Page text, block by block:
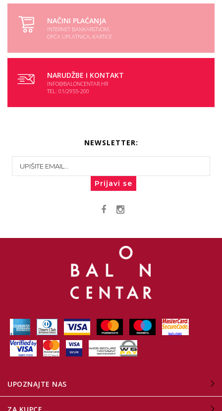
NAČINI PLAĆANJA
INTERNET BANKARSTVOM,
OPĆA UPLATNICA, KARTICE
NARUDŽBE I KONTAKT
INFO@BALONCENTAR.HR
TEL: 01/2955-200
NEWSLETTER:
Prijavi se
UPOZNAJTE NAS